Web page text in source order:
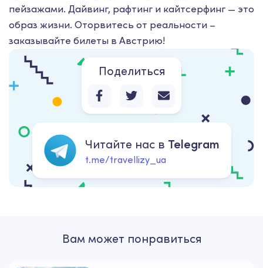
пейзажами. Дайвинг, рафтинг и кайтсерфинг — это
образ жизни. Оторвитесь от реальности –
заказывайте билеты в Австрию!
Поделиться
Читайте нас в Telegram
t.me/travellizy_ua
Вам может понравиться